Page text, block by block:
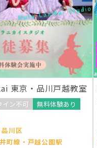
東京・品川戸越教室
イン不可
無料体験あり
川区
町線・戸越公園駅